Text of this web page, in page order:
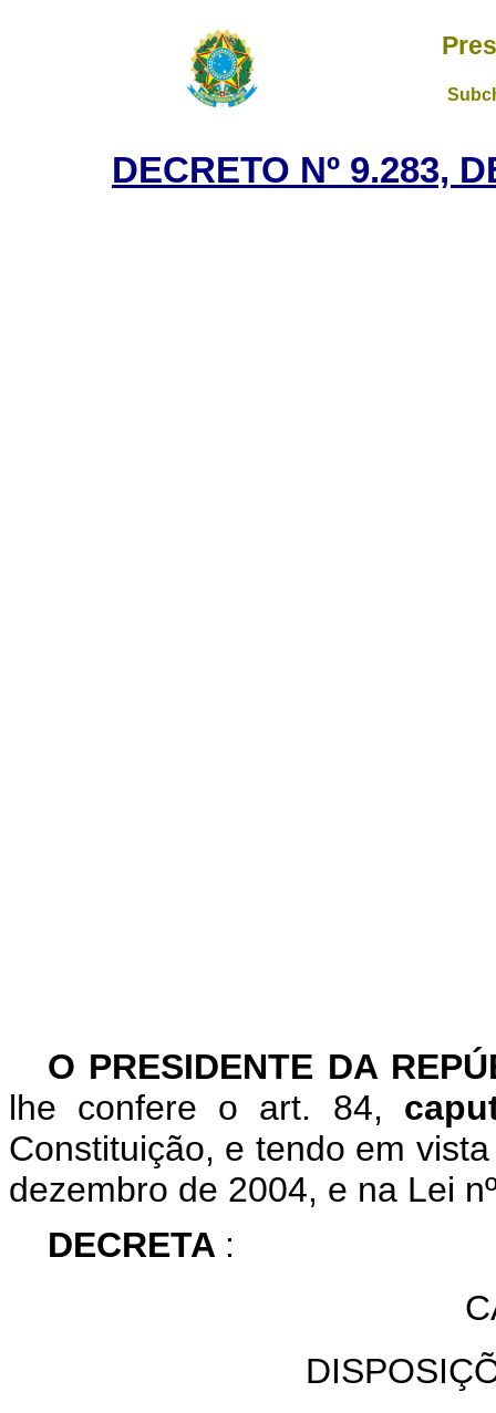
DECRETO Nº 9.283,
O PRESIDENTE DA
lhe confere o art. 84,
Constituição, e tendo em
dezembro de 2004, e na Lei
DECRETA :